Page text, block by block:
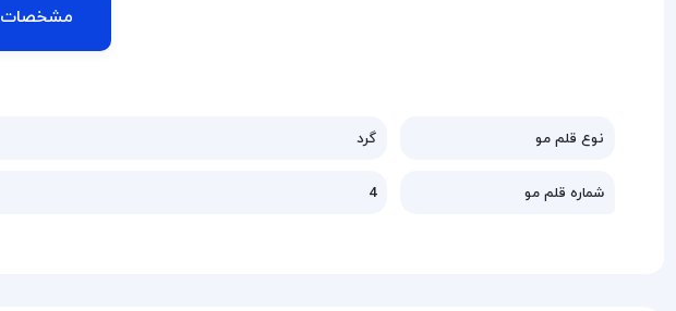
مشخصات
نوع قلم مو گرد
شماره قلم مو 4